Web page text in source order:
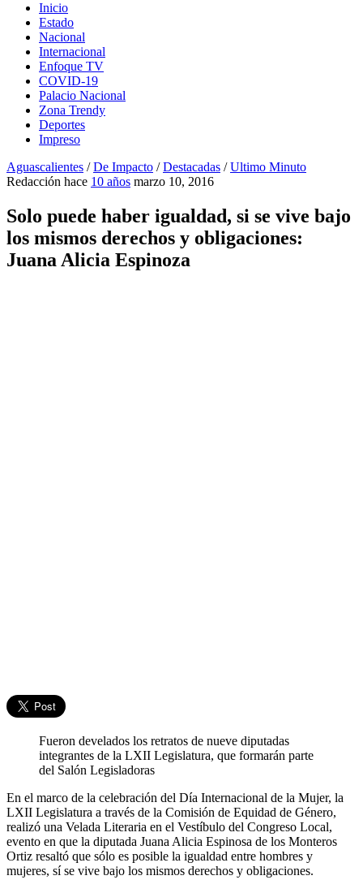
Inicio
Estado
Nacional
Internacional
Enfoque TV
COVID-19
Palacio Nacional
Zona Trendy
Deportes
Impreso
Aguascalientes /De Impacto /Destacadas /Ultimo Minuto
Redacción hace 10 años marzo 10, 2016
Solo puede haber igualdad, si se vive bajo
los mismos derechos y obligaciones:
Juana Alicia Espinoza
Fueron develados los retratos de nueve diputadas
integrantes de la LXII Legislatura, que formarán parte
del Salón Legisladoras
En el marco de la celebración del Día Internacional de la Mujer, la
LXII Legislatura a través de la Comisión de Equidad de Género,
realizó una Velada Literaria en el Vestíbulo del Congreso Local,
evento en que la diputada Juana Alicia Espinosa de los Monteros
Ortiz resaltó que sólo es posible la igualdad entre hombres y
mujeres, sí se vive bajo los mismos derechos y obligaciones.